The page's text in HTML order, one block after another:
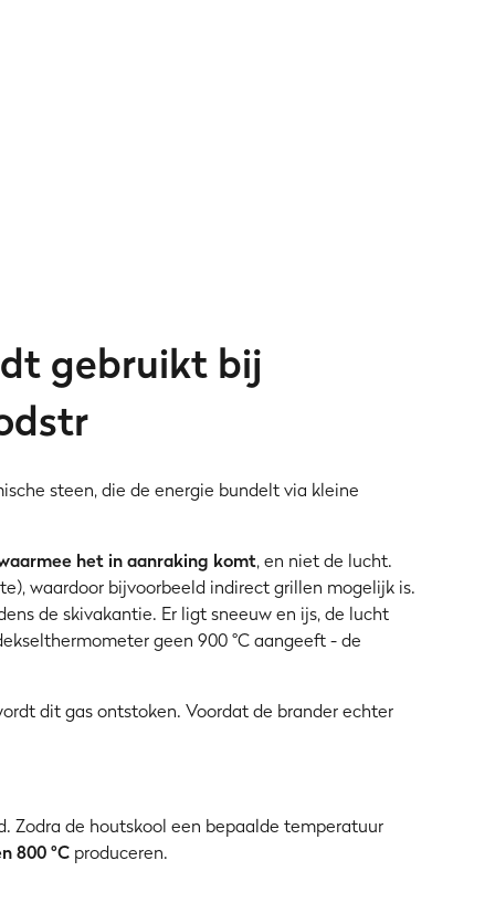
gebruikt bij
steen, die de energie bundelt via kleine
het in aanraking komt, en niet de lucht.
waardoor bijvoorbeeld indirect grillen mogelijk is.
de skivakantie. Er ligt sneeuw en ijs, de lucht
geen 900 °C aangeeft - de
dit gas ontstoken. Voordat de brander echter
Zodra de houtskool een bepaalde temperatuur
800 °C produceren.